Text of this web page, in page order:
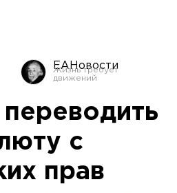
ЕАНовости
с
прав